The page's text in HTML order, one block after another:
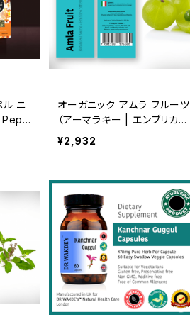
ル ニ
Pepp
|
オーガニック アムラ フルーツ
（アーマラキー | エンブリカ
オフィシナリス）（250g）Org
anic Amla Fruit | Raw, Cru
¥2,932